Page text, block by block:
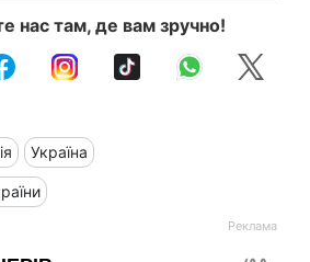
нас там, де вам зручно!
Україна